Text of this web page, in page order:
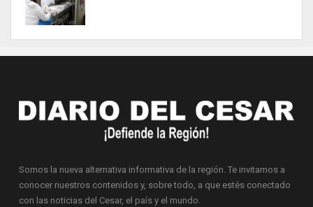
Somos la nueva alternativa informativa de la región. Te invitamos a
conocer nuestros contenidos y, sobre todo, a que estés conectado
con las noticias del Cesar, el país y el mundo.